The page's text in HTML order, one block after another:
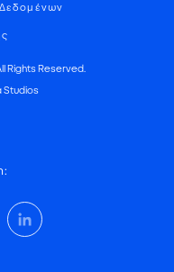
Δεδομένων
Rights Reserved.
Studios